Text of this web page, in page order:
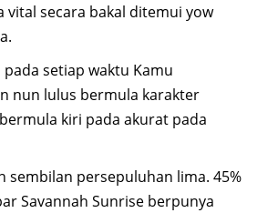
vital secara bakal ditemui yow
setiap waktu Kamu
nun lulus bermula karakter
kiri pada akurat pada
sembilan persepuluhan lima. 45%
Savannah Sunrise berpunya